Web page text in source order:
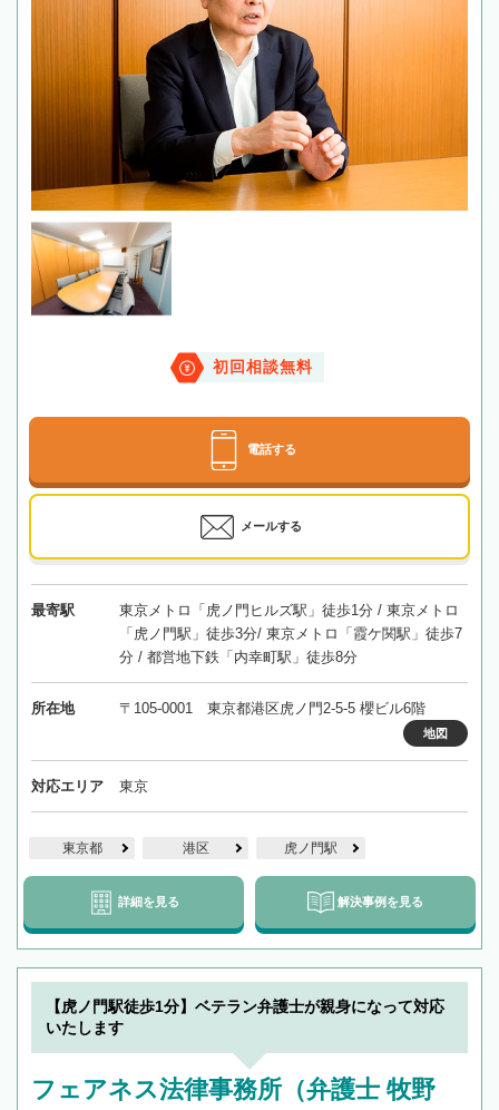
初回相談無料
電話する
メールする
最寄駅
東京メトロ「虎ノ門ヒルズ駅」徒歩1分 / 東京メトロ
「虎ノ門駅」徒歩3分/ 東京メトロ「霞ケ関駅」徒歩7
分 / 都営地下鉄「内幸町駅」徒歩8分
所在地 〒105-0001 東京都港区虎ノ門2-5-5 櫻ビル6階
地図
対応エリア 東京
東京都 港区 虎ノ門駅
詳細を見る 解決事例を見る
【虎ノ門駅徒歩1分】ベテラン弁護士が親身になって対応
いたします
フェアネス法律事務所（弁護士 牧野